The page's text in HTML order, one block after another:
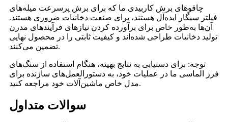
چاقوهای برش کاربیدی ما که برای برش پرسرعت میله‌های
فیلتر سیگار ایده‌آل هستند، برای صنعت دخانیات ضروری هستند.
آن‌ها به‌طور خاص برای برآورده کردن نیازهای فرآیندهای مدرن
تولید دخانیات طراحی شده‌اند و کیفیت ثابتی را در محصول نهایی
تضمین می‌کنند.
توجه: برای دستیابی به نتایج بهینه، هنگام استفاده از سنگ‌های
فرز الماسی ما در عملیات خود، به دستورالعمل‌های سازنده برای
مدل خاص ماشین‌آلات خود مراجعه کنید.
سوالات متداول